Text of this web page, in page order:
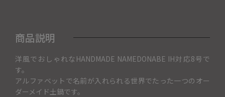
商品説明
洋風でおしゃれなHANDMADE NAMEDONABE IH対応8号で
す。
アルファベットで名前が入れられる世界でたった一つのオー
ダーメイド土鍋です。